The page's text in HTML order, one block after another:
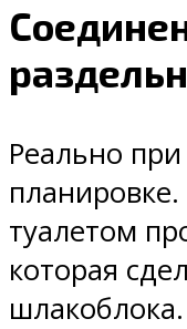
Реально
туалетом
которая
шлакоблока.